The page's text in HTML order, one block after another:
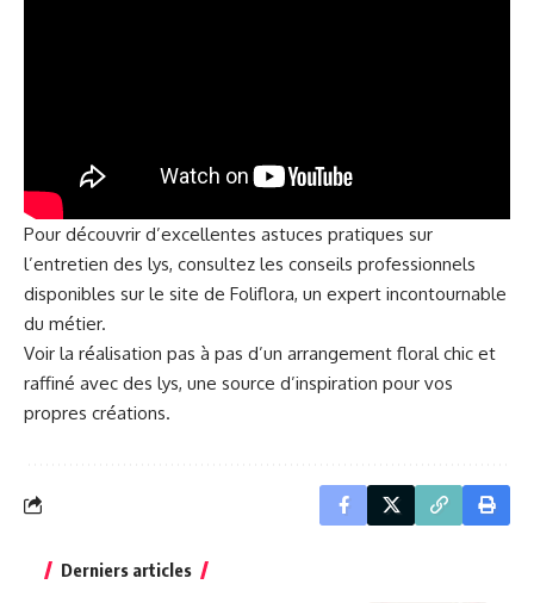
Pour découvrir d’excellentes astuces pratiques sur
l’entretien des lys, consultez les conseils professionnels
disponibles sur le site de Foliflora, un expert incontournable
du métier.
Voir la réalisation pas à pas d’un arrangement floral chic et
raffiné avec des lys, une source d’inspiration pour vos
propres créations.
Derniers articles